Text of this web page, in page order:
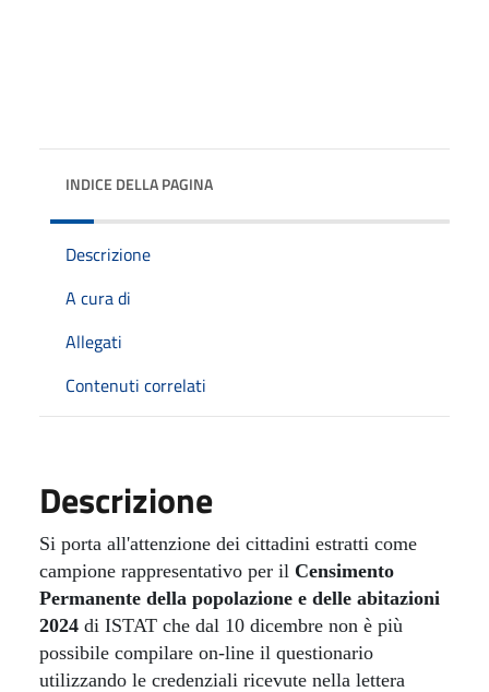
INDICE DELLA PAGINA
Descrizione
A cura di
Allegati
Contenuti correlati
Descrizione
Si porta all'attenzione dei cittadini estratti come
campione rappresentativo per il Censimento
Permanente della popolazione e delle abitazioni
2024 di ISTAT che dal 10 dicembre non è più
possibile compilare on-line il questionario
utilizzando le credenziali ricevute nella lettera